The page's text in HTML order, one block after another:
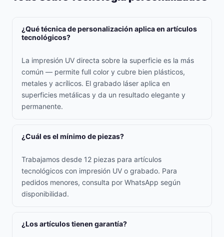
¿Qué técnica de personalización aplica en artículos
tecnológicos?
La impresión UV directa sobre la superficie es la más
común — permite full color y cubre bien plásticos,
metales y acrílicos. El grabado láser aplica en
superficies metálicas y da un resultado elegante y
permanente.
¿Cuál es el mínimo de piezas?
Trabajamos desde 12 piezas para artículos
tecnológicos con impresión UV o grabado. Para
pedidos menores, consulta por WhatsApp según
disponibilidad.
¿Los artículos tienen garantía?